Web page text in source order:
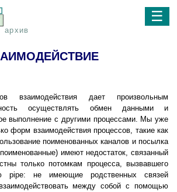
архив
☰
взаимодействия дает произвольным
осуществлять обмен данными и
выполнение с другими процессами. Мы уже
форм взаимодействия процессов, такие как
поименованных каналов и посылка
имеют недостаток, связанный
только потомкам процесса, вызвавшего
pipe: не имеющие родственных связей
между собой с помощью